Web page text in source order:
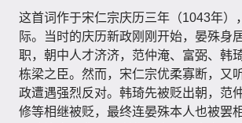
这首词作于宋仁宗庆历三年（1043年）
际。当时的庆历新政刚刚开始，晏殊身
职，朝中人才济济，范仲淹、富弼、韩
栋梁之臣。然而，宋仁宗优柔寡断，又
政遭遇强烈反对。韩琦先被贬出朝，范
修等相继被贬，最终连晏殊本人也被罢